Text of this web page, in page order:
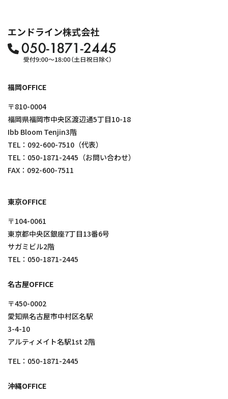
エンドライン株式会社
福岡OFFICE
〒810-0004
福岡県福岡市中央区渡辺通5丁目10-18
Ibb Bloom Tenjin3階
TEL： 092-600-7510 （代表）
TEL： 050-1871-2445 （お問い合わせ）
FAX：092-600-7511
東京OFFICE
〒104-0061
東京都中央区銀座7丁目13番6号
サガミビル2階
TEL： 050-1871-2445
名古屋OFFICE
〒450-0002
愛知県名古屋市中村区名駅
3-4-10
アルティメイト名駅1st 2階
TEL： 050-1871-2445
沖縄OFFICE